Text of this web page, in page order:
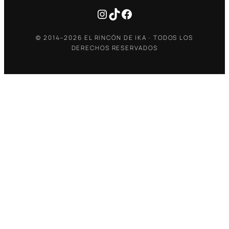
Instagram
TikTokFacebook
© 2014–2026 EL RINCÓN DE IKA · TODOS LOS
DERECHOS RESERVADOS